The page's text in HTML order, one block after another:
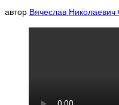
автор Вячеслав Николаевич